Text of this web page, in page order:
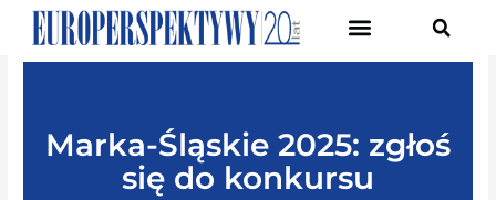
Marka-Śląskie 2025: zgłoś
się do konkursu